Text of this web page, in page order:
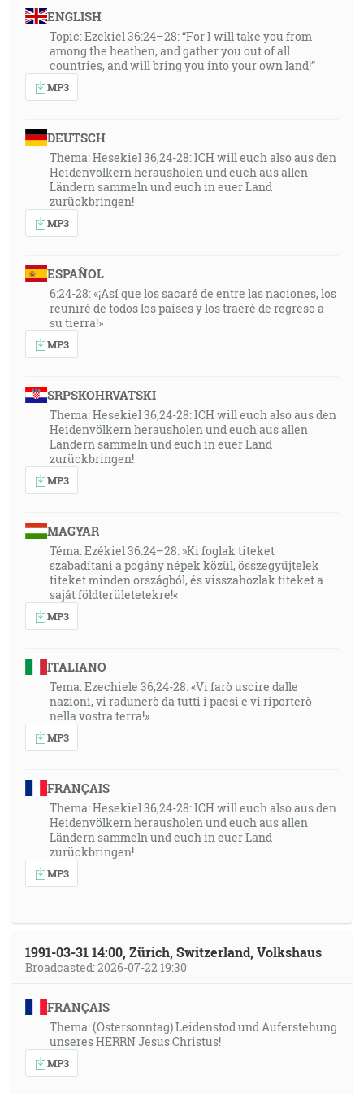
nebude môcť odlúčiť nás od lásky Božej, ktorá je v
Kristu Ježišovi, našom Pánovi. [Rm 8:39]
54:02
S Kristom spolu ukrižovaný som a žijem už nie ja, ale
žije vo mne Kristus, a to, čo teraz žijem v tele, vo viere
sám seba za mňa. [Gl 2:20]
55:00
Opät odišiel po druhé a modlil sa a hovoril: Môj Otče,
ak ma nemôže minúť tento kalich, len keď ho vypijem,
nech sa stane tvoja vôľa! [Mt 26:42]
55:46
A pravda niktoré káznenie, keď je prítomné, nevidí sa
byť radostným, lež smutným; ale pozdejšie pokojným
ovocím spravedlivosti odpláca tým, ktorí ním boli
vycvičení. [Žd 12:11]
56:33
Ktorý vo dňoch svojho ľudského tela so silným
krikom a so slzami obeťou doniesol prosby a úpenlivé
modlitby k tomu, ktorý ho mohol zachrániť od smrti, a
bol vyslyšaný pre svoju bohabojnosť, on, hoci bol Syn,
naučil sa poslušnosti z toho, čo trpel, a súc
pôvodcom večného spasenia nazvaný súc od Boha
veľkňazom podľa poriadku Melchisedechovho … [Žd
5:7-10]
59:31
Ešte ste sa nesprotivili až do krvi v borbe proti
hovorí jako synom: Môj synu, nepohŕdaj kázňou
Pánovou ani neumdlievaj, keď si ním káraný!? [Žd
12:4-5]
1:00:29
synov Božích. [Rm 8:19]
1:01:36
Lebo koho Pán miluje, toho kázni, a švihá každého,
koho prijíma za syna. [Žd 12:6]
Ak znášate kázeň, Bôh sa vám podáva jako synom.
Lebo kdeže je nejaký syn, ktorého by nekáznil otec?
[Žd 12:7]
1:06:42
Lebo to budú ľudia, ktorí budú milovať seba, milovať
peniaze, chlúbiví, pyšní, rúhaví, rodičom neposlušní,
nevďační, bohaprázdni … [2Tm 3:2]
ENGLISH
Topic: Ezekiel 36:24–28: “For I will take you from
among the heathen, and gather you out of all
countries, and will bring you into your own land!”
MP3
DEUTSCH
Thema: Hesekiel 36,24-28: ICH will euch also aus den
Heidenvölkern herausholen und euch aus allen
Ländern sammeln und euch in euer Land
zurückbringen!
MP3
ESPAÑOL
6:24-28: «¡Así que los sacaré de entre las naciones, los
reuniré de todos los países y los traeré de regreso a
su tierra!»
MP3
SRPSKOHRVATSKI
Thema: Hesekiel 36,24-28: ICH will euch also aus den
Heidenvölkern herausholen und euch aus allen
Ländern sammeln und euch in euer Land
zurückbringen!
MP3
MAGYAR
Téma: Ezékiel 36:24–28: »Ki foglak titeket
szabadítani a pogány népek közül, összegyűjtelek
titeket minden országból, és visszahozlak titeket a
saját földterületetekre!«
MP3
ITALIANO
Tema: Ezechiele 36,24-28: «Vi farò uscire dalle
nazioni, vi radunerò da tutti i paesi e vi riporterò
nella vostra terra!»
MP3
FRANÇAIS
Thema: Hesekiel 36,24-28: ICH will euch also aus den
Heidenvölkern herausholen und euch aus allen
Ländern sammeln und euch in euer Land
zurückbringen!
MP3
1991-03-31 14:00, Zürich, Switzerland, Volkshaus
Broadcasted: 2026-07-22 19:30
FRANÇAIS
Thema: (Ostersonntag) Leidenstod und Auferstehung
unseres HERRN Jesus Christus!
MP3